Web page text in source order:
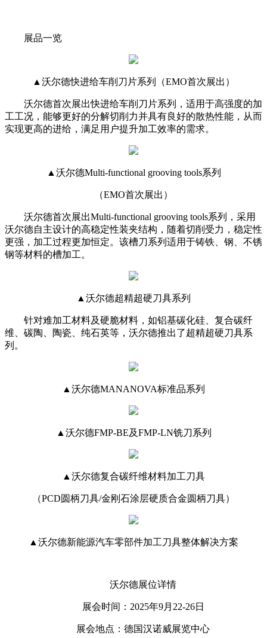
展品一览
▲沃尔德快进给车削刀片系列（EMO首次展出）
沃尔德首次展出快进给车削刀片系列，适用于高强度的加
工工况，能够更好的分解切削力并具有良好的散热性能，从而
实现更高的进给，满足用户提升加工效率的需求。
▲沃尔德Multi-functional grooving tools系列
（EMO首次展出）
沃尔德首次展出Multi-functional grooving tools系列，采用
沃尔德自主设计的高稳定性装夹结构，随着切削受力，稳定性
更强，加工过程更加恒定。该槽刀系列适用于铸铁、钢、不锈
钢等材料的槽加工。
▲沃尔德超精超硬刀具系列
针对难加工材料及硬脆材料，如铝基碳化硅、复合碳纤
维、碳陶、陶瓷、纯石英等，沃尔德推出了超精超硬刀具系
列。
▲沃尔德MANANOVA标准品系列
▲沃尔德FMP-BE及FMP-LN铣刀系列
▲沃尔德复合碳纤维材料加工刀具
（PCD圆柄刀具/金刚石涂层硬质合金圆柄刀具）
▲沃尔德新能源汽车零部件加工刀具整体解决方案
沃尔德展位详情
展会时间：2025年9月22-26日
展会地点：德国汉诺威展览中心